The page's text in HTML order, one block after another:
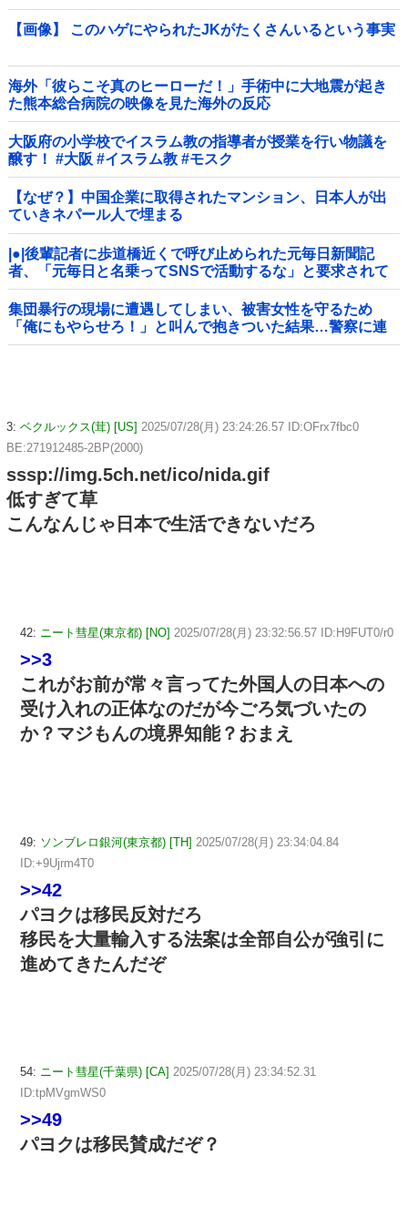
【画像】 このハゲにやられたJKがたくさんいるという事実
海外「彼らこそ真のヒーローだ！」手術中に大地震が起き
た熊本総合病院の映像を見た海外の反応
大阪府の小学校でイスラム教の指導者が授業を行い物議を
醸す！ #大阪 #イスラム教 #モスク
【なぜ？】中国企業に取得されたマンション、日本人が出
ていきネパール人で埋まる
|●|後輩記者に歩道橋近くで呼び止められた元毎日新聞記
者、「元毎日と名乗ってSNSで活動するな」と要求されて
しまい……
集団暴行の現場に遭遇してしまい、被害女性を守るため
「俺にもやらせろ！」と叫んで抱きついた結果…警察に連
行され〇〇扱いされる悲劇へ←機転を利かせた結果が裏目
3: ベクルックス(茸) [US] 2025/07/28(月) 23:24:26.57 ID:OFrx7fbc0
BE:271912485-2BP(2000)
sssp://img.5ch.net/ico/nida.gif
低すぎて草
こんなんじゃ日本で生活できないだろ
42: ニート彗星(東京都) [NO] 2025/07/28(月) 23:32:56.57 ID:H9FUT0/r0
>>3
これがお前が常々言ってた外国人の日本への
受け入れの正体なのだが今ごろ気づいたの
か？マジもんの境界知能？おまえ
49: ソンブレロ銀河(東京都) [TH] 2025/07/28(月) 23:34:04.84
ID:+9Ujrm4T0
>>42
パヨクは移民反対だろ
移民を大量輸入する法案は全部自公が強引に
進めてきたんだぞ
54: ニート彗星(千葉県) [CA] 2025/07/28(月) 23:34:52.31
ID:tpMVgmWS0
>>49
パヨクは移民賛成だぞ？